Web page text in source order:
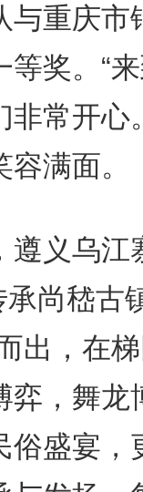
与重庆市
奖。“
非常开心
满面。
义乌江
承尚嵇古
出，在
弈，舞龙
俗盛宴，